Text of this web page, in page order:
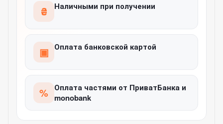
₴ Наличными при получении
▣ Оплата банковской картой
% Оплата частями от ПриватБанка и
monobank